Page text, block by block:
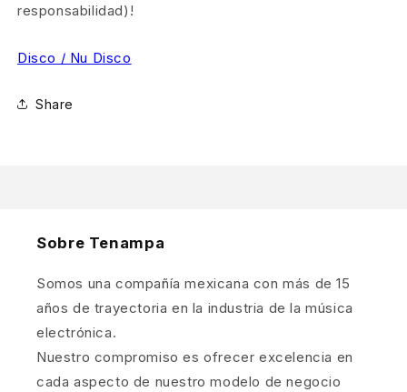
responsabilidad)!
Disco / Nu Disco
Share
Sobre Tenampa
Somos una compañía mexicana con más de 15
años de trayectoria en la industria de la música
electrónica.
Nuestro compromiso es ofrecer excelencia en
cada aspecto de nuestro modelo de negocio